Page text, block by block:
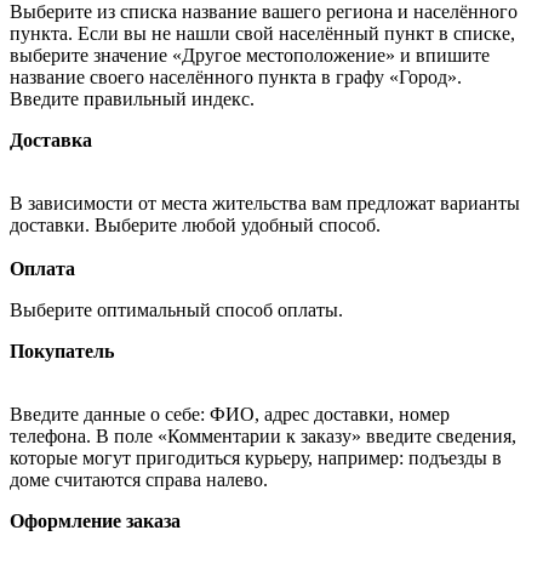
Выберите из списка название вашего региона и населённого
пункта. Если вы не нашли свой населённый пункт в списке,
выберите значение «Другое местоположение» и впишите
название своего населённого пункта в графу «Город».
Введите правильный индекс.
Доставка
В зависимости от места жительства вам предложат варианты
доставки. Выберите любой удобный способ.
Оплата
Выберите оптимальный способ оплаты.
Покупатель
Введите данные о себе: ФИО, адрес доставки, номер
телефона. В поле «Комментарии к заказу» введите сведения,
которые могут пригодиться курьеру, например: подъезды в
доме считаются справа налево.
Оформление заказа